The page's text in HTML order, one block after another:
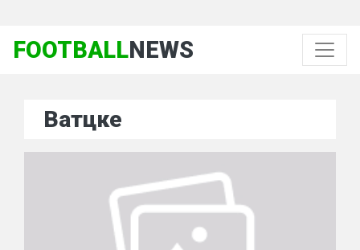
FOOTBALLNEWS
Ватцке